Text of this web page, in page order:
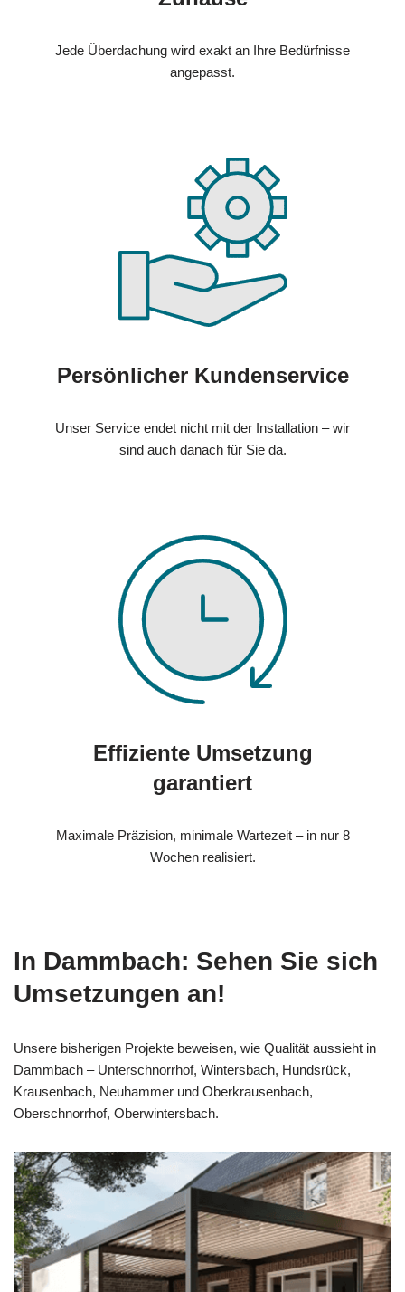
Jede Überdachung wird exakt an Ihre Bedürfnisse
angepasst.
Persönlicher Kundenservice
Unser Service endet nicht mit der Installation – wir
sind auch danach für Sie da.
Effiziente Umsetzung
garantiert
Maximale Präzision, minimale Wartezeit – in nur 8
Wochen realisiert.
In Dammbach: Sehen Sie sich
Umsetzungen an!
Unsere bisherigen Projekte beweisen, wie Qualität aussieht in
Dammbach – Unterschnorrhof, Wintersbach, Hundsrück,
Krausenbach, Neuhammer und Oberkrausenbach,
Oberschnorrhof, Oberwintersbach.